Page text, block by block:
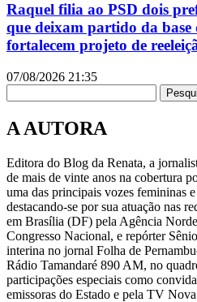
Raquel filia ao PSD dois
que deixam partido da base
fortalecem projeto de
07/08/2026 21:35
A AUTORA
Editora do Blog da Renata, a
de mais de vinte anos na cobertura
uma das principais vozes femininas
destacando-se por sua atuação nas
em Brasília (DF) pela Agência
Congresso Nacional, e repórter
interina no jornal Folha de
Rádio Tamandaré 890 AM, no
participações especiais como
emissoras do Estado e pela TV